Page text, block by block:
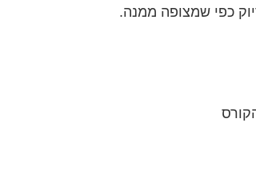
כפי שמצופה ממנה.